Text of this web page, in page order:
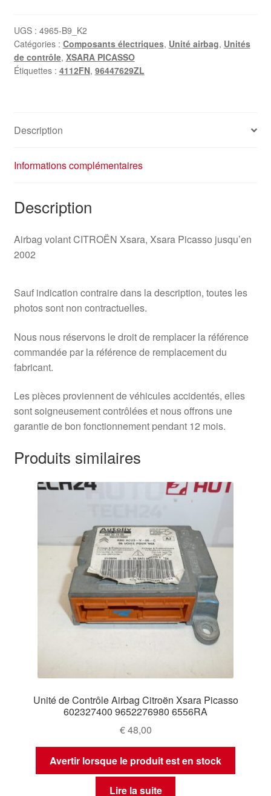
Citroën
Xsara
Picasso
96447629ZL
UGS : 4965-B9_K2
Catégories : Composants électriques, Unité airbag, Unités
de contrôle, XSARA PICASSO
Étiquettes : 4112FN, 96447629ZL
Description
Informations complémentaires
Description
Airbag volant CITROËN Xsara, Xsara Picasso jusqu’en
2002
Sauf indication contraire dans la description, toutes les
photos sont non contractuelles.
Nous nous réservons le droit de remplacer la référence
commandée par la référence de remplacement du
fabricant.
Les pièces proviennent de véhicules accidentés, elles
sont soigneusement contrôlées et nous offrons une
garantie de bon fonctionnement pendant 12 mois.
Produits similaires
Unité de Contrôle Airbag Citroën Xsara Picasso
602327400 9652276980 6556RA
€48,00
Avertir lorsque le produit est en stock
Lire la suite